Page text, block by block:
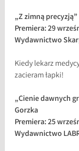
„Z zimną
Premiera: 29
Wydawnictwo
Kiedy lekarz
zacieram łapki!
„Cienie dawnych
Gorzka
Premiera: 25
Wydawnictwo